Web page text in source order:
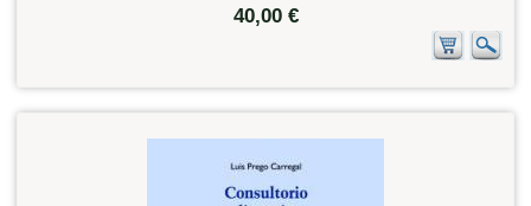
40,00 €